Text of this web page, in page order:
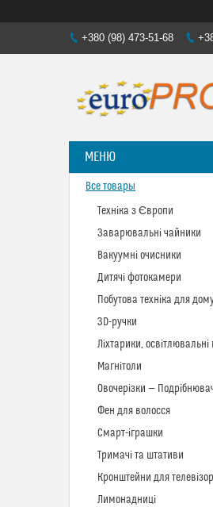
+380 (98) 473-51-68
Все товары
Техніка з Європи
Заварювальні чайники
Вакуумні очисники
Дитячі фотокамери
Побутова техніка для
3D-ручки
Ліхтарики,
Магнітоли
Овочерізки —
Фен для волосся
Смарт-іграшки
Тримачі та штативи
Кронштейни для
Лимонадниці